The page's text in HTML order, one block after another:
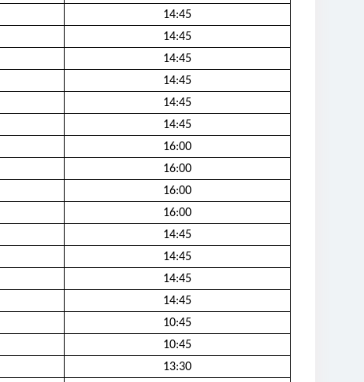
14:45
14:45
14:45
14:45
14:45
14:45
16:00
16:00
16:00
16:00
14:45
14:45
14:45
14:45
10:45
10:45
13:30